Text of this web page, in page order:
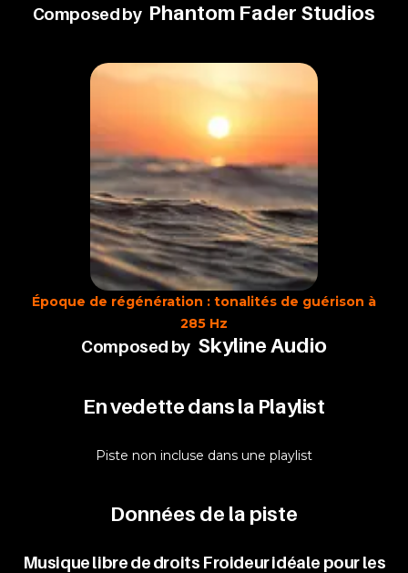
Composed by Phantom Fader Studios
Époque de régénération : tonalités de guérison à
285 Hz
Composed by Skyline Audio
En vedette dans la Playlist
Piste non incluse dans une playlist
Données de la piste
Musique libre de droits Froideur idéale pour les